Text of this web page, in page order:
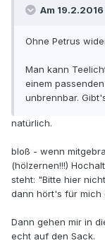
Am
Ohne Petrus
Man kann
einem
unbrennbar.
natürlich.
bloß - wenn
(hölzernen!!!)
steht: "Bitte hier
dann hört's für mich
Dann gehen mir in
echt auf den Sack.